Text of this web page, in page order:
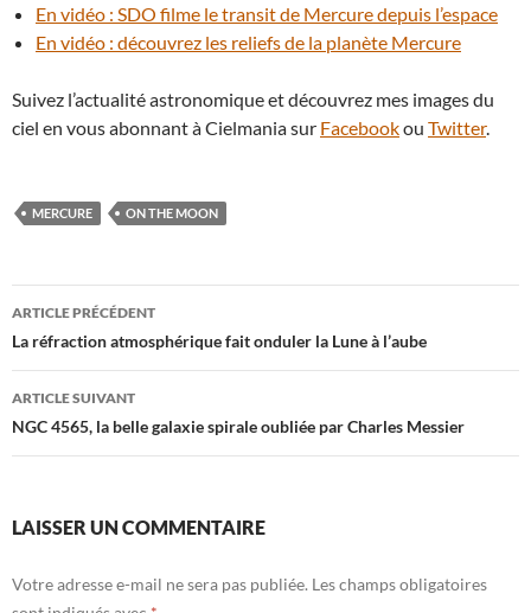
En vidéo : SDO filme le transit de Mercure depuis l’espace
En vidéo : découvrez les reliefs de la planète Mercure
Suivez l’actualité astronomique et découvrez mes images du
ciel en vous abonnant à Cielmania sur Facebookou Twitter.
MERCURE ON THE MOON
Navigation
des
articles
ARTICLE PRÉCÉDENT
La réfraction atmosphérique fait onduler la Lune à l’aube
ARTICLE SUIVANT
NGC 4565, la belle galaxie spirale oubliée par Charles Messier
LAISSER UN COMMENTAIRE
Votre adresse e-mail ne sera pas publiée. Les champs obligatoires